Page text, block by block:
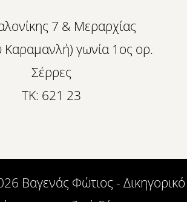
7 & Μεραρχίας
γωνία 1ος ορ.
Σέρρες
ΤΚ: 621 23
Βαγενάς Φώτιος - Δικηγορικό